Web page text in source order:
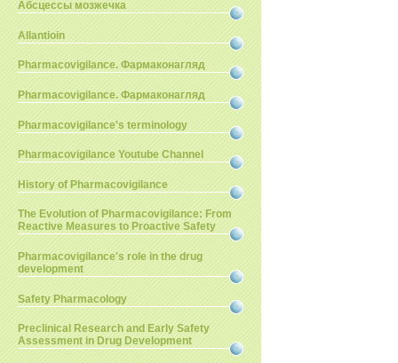
Абсцессы мозжечка
Allantioin
Pharmacovigilance. Фармаконагляд
Pharmacovigilance. Фармаконагляд
Pharmacovigilance's terminology
Pharmacovigilance Youtube Channel
History of Pharmacovigilance
The Evolution of Pharmacovigilance: From
Reactive Measures to Proactive Safety
Pharmacovigilance's role in the drug
development
Safety Pharmacology
Preclinical Research and Early Safety
Assessment in Drug Development